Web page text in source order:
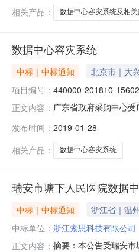
相关产品：
数据中心容灾系统及相关
数据中心容灾系统
中标｜中标通知
北京市｜大
项目编号： 440000-201810-
正文内容： 广东省政府采购中心
供应商1：中标供应商
发布时间： 2019-01-28
相关产品：
数据中心容灾系统
瑞安市塘下人民医院数据
中标｜中标通知
浙江省｜温
中标单位： 浙江索思科技有限公司
正文内容： 摘要：本公告受瑞安